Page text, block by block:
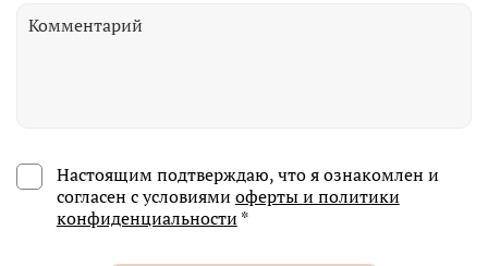
Настоящим подтверждаю, что я ознакомлен и
согласен с условиями оферты и политики
конфиденциальности *